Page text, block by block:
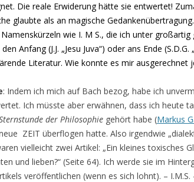
Die reale Erwiderung hätte sie entwertet!
glaubte als an magische
wie I. M S., die ich unter großartig
Anfang (J.J. „Jesu Juva“) oder ans Ende
Literatur. Wie konnte es mir ausgerechnet
: Indem ich mich auf Bach bezog, habe ich
Ich müsste aber erwähnen, dass ich heute
der Philosophie gehört habe (Markus
ZEIT überflogen hatte. Also irgendwie
vielleicht zwei Artikel: „Ein kleines toxisches
und lieben?“ (Seite 64). Ich werde sie im
veröffentlichen (wenn es sich lohnt). – I.M.S.